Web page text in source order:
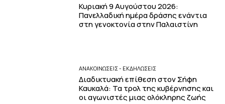
Κυριακή 9 Αυγούστου 2026:
Πανελλαδική ημέρα δράσης ενάντια
στη γενοκτονία στην Παλαιστίνη
ΑΝΑΚΟΙΝΩΣΕΙΣ - ΕΚΔΗΛΩΣΕΙΣ
Διαδικτυακή επίθεση στον Σήφη
Καυκαλά: Τα τρολ της κυβέρνησης και
οι αγωνιστές μιας ολόκληρης ζωής